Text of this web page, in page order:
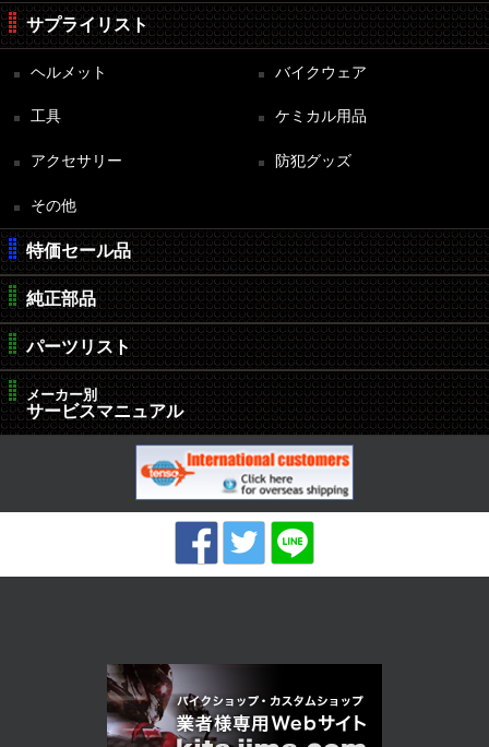
サプライリスト
ヘルメット バイクウェア
工具 ケミカル用品
アクセサリー 防犯グッズ
その他
特価セール品
純正部品
パーツリスト
メーカー別
サービスマニュアル